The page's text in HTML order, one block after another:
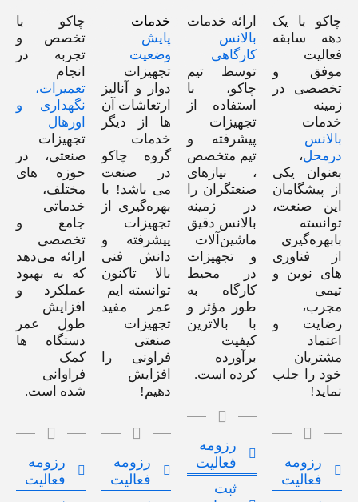
چاکو با یک
دهه سابقه‌
فعالیت
موفق و
تخصصی در
زمینه
خدمات
بالانس
درمحل،
بعنوان یکی
از پیشگامان
این صنعت،
توانسته
بابهره‌گیری
از فناوری
های نوین و
تیمی
مجرب،
رضایت و
اعتماد
مشتریان
خود را جلب
نماید!
رزومه
فعالیت
ارائه خدمات
بالانس
کارگاهی
توسط تیم
چاکو، با
استفاده از
تجهیزات
پیشرفته و
تیم متخصص
، نیازهای
صنعتگران را
در زمینه
بالانس دقیق
ماشین‌آلات
و تجهیزات
در محیط
کارگاه به
طور مؤثر و
با بالاترین
کیفیت
برآورده
کرده است.
رزومه
فعالیت
ثبت
خدمات
پایش
وضعیت
تجهیزات
دوار و آنالیز
ارتعاشات آن
ها از دیگر
خدمات
گروه چاکو
در صنعت
می باشد! با
بهره‌گیری از
تجهیزات
پیشرفته و
دانش فنی
بالا تاکنون
توانسته ایم
عمر مفید
تجهیزات
صنعتی
فراونی را
افزایش
دهیم!
رزومه
فعالیت
چاکو با
تخصص و
تجربه در
انجام
تعمیرات،
نگهداری و
اورهال
تجهیزات
صنعتی، در
حوزه های
مختلف،
خدماتی
جامع و
تخصصی
ارائه می‌دهد
که به بهبود
عملکرد و
افزایش
طول عمر
دستگاه ها
کمک
فراوانی
شده است.
رزومه
فعالیت